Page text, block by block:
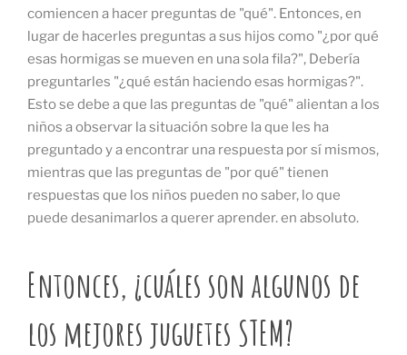
comiencen a hacer preguntas de "qué". Entonces, en
lugar de hacerles preguntas a sus hijos como "¿por qué
esas hormigas se mueven en una sola fila?", Debería
preguntarles "¿qué están haciendo esas hormigas?".
Esto se debe a que las preguntas de "qué" alientan a los
niños a observar la situación sobre la que les ha
preguntado y a encontrar una respuesta por sí mismos,
mientras que las preguntas de "por qué" tienen
respuestas que los niños pueden no saber, lo que
puede desanimarlos a querer aprender. en absoluto.
Entonces, ¿cuáles son algunos de
los mejores juguetes STEM?